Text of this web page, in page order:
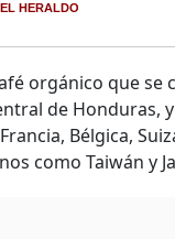
HERALDO
orgánico que
de Honduras,
Bélgica,
como Taiwán y